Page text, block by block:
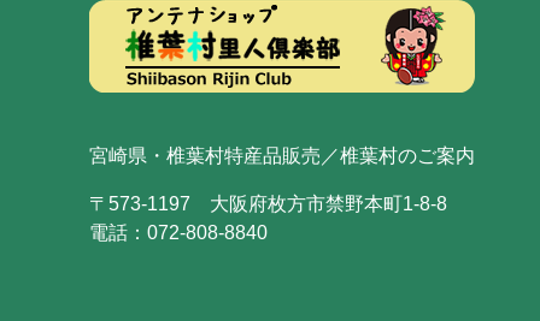
宮崎県・椎葉村特産品販売／椎葉村のご案内
〒573-1197 大阪府枚方市禁野本町1-8-8
電話：072-808-8840